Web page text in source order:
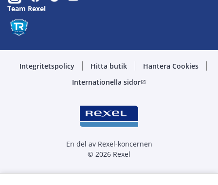
Team Rexel
Integritetspolicy Hitta butik
Hantera Cookies
Internationella sidoropen_in_new
En del av Rexel-koncernen
© 2026 Rexel